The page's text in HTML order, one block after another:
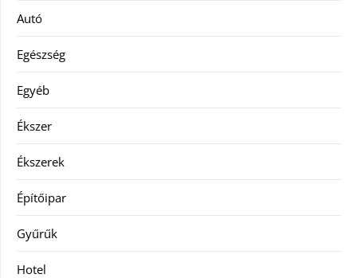
Autó
Egészség
Egyéb
Ékszer
Ékszerek
Építőipar
Gyűrűk
Hotel